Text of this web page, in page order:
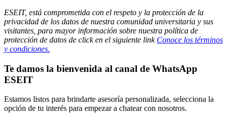
ESEIT, está comprometida con el respeto y la protección de la
privacidad de los datos de nuestra comunidad universitaria y sus
visitantes, para mayor información sobre nuestra política de
protección de datos de click en el siguiente link Conoce los términos
y condiciones.
Te damos la bienvenida al canal de WhatsApp
ESEIT
Estamos listos para brindarte asesoría personalizada, selecciona la
opción de tu interés para empezar a chatear con nosotros.